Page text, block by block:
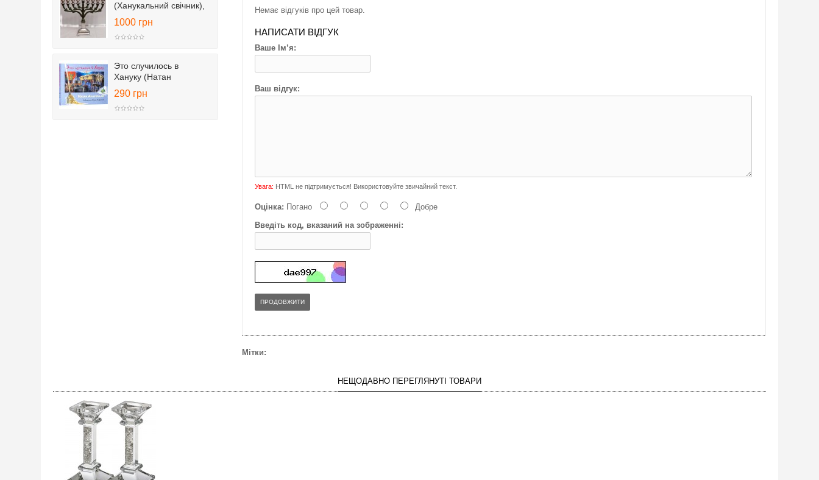
(Ханукальний свічник),
25 см
1000 грн
Это случилось в
Хануку (Натан
Альтерман)
290 грн
Немає відгуків про цей товар.
НАПИСАТИ ВІДГУК
Ваше Ім’я:
Ваш відгук:
Увага: HTML не підтримується! Використовуйте звичайний текст.
Оцінка: Погано
Добре
Введіть код, вказаний на зображенні:
ПРОДОВЖИТИ
Мітки:
НЕЩОДАВНО ПЕРЕГЛЯНУТІ ТОВАРИ